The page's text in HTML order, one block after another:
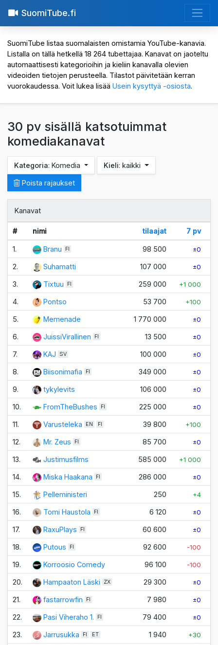
SuomiTube.fi
SuomiTube listaa suomalaisten omistamia YouTube-kanavia.
Listalla on tällä hetkellä 18 264 tubettajaa. Kanavat on jaoteltu
automaattisesti kategorioihin ja kieliin kanavalla olevien
videoiden tietojen perusteella. Tilastot päivitetään kerran
vuorokaudessa. Voit lukea lisää Usein kysyttyä -osiosta.
30 pv sisällä katsotuimmat
komediakanavat
Kategoria: Komedia Kieli: kaikki
Poista rajaukset
Kanavat
# nimi tilaajat 7 pv
1. Branu FI 98 500 ±0
2. Suhamatti 107 000 ±0
3. Tixtuu FI 259 000 +1 000
4. Pontso 53 700 +100
5. Memenade 1 770 000 ±0
6. JuissiVirallinen FI 13 500 ±0
7. KAJ SV 100 000 ±0
8. Biisonimafia FI 349 000 ±0
9. tykylevits 106 000 ±0
10. FromTheBushes FI 225 000 ±0
11. Varusteleka EN FI 39 800 +100
12. Mr. Zeus FI 85 700 ±0
13. Justimusfilms 585 000 +1 000
14. Miska Haakana FI 286 000 ±0
15. Pelleministeri 250 +4
16. Tomi Haustola FI 6 120 ±0
17. RaxuPlays FI 60 600 ±0
18. Putous FI 92 600 -100
19. Korroosio Comedy 96 100 -100
20. Hampaaton Läski ZX 29 300 ±0
21. fastarrowfin FI 7 980 ±0
22. Pasi Viheraho 1. FI 79 400 ±0
23. Jarrusukka FI ET 1 940 +30